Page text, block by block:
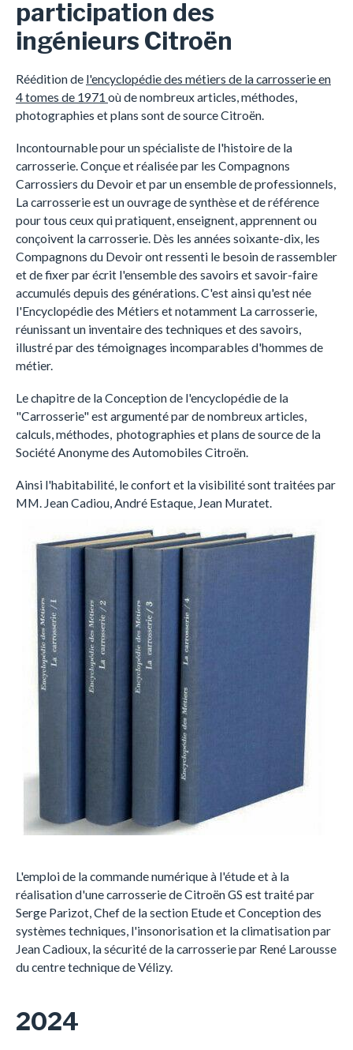
participation des
ingénieurs Citroën
Réédition de l'encyclopédie des métiers de la carrosserie en
4 tomes de 1971 où de nombreux articles, méthodes,
photographies et plans sont de source Citroën.
Incontournable pour un spécialiste de l'histoire de la
carrosserie. Conçue et réalisée par les Compagnons
Carrossiers du Devoir et par un ensemble de professionnels,
La carrosserie est un ouvrage de synthèse et de référence
pour tous ceux qui pratiquent, enseignent, apprennent ou
conçoivent la carrosserie. Dès les années soixante-dix, les
Compagnons du Devoir ont ressenti le besoin de rassembler
et de fixer par écrit l'ensemble des savoirs et savoir-faire
accumulés depuis des générations. C'est ainsi qu'est née
l'Encyclopédie des Métiers et notamment La carrosserie,
réunissant un inventaire des techniques et des savoirs,
illustré par des témoignages incomparables d'hommes de
métier.
Le chapitre de la Conception de l'encyclopédie de la
"Carrosserie" est argumenté par de nombreux articles,
calculs, méthodes, photographies et plans de source de la
Société Anonyme des Automobiles Citroën.
Ainsi l'habitabilité, le confort et la visibilité sont traitées par
MM. Jean Cadiou, André Estaque, Jean Muratet.
L'emploi de la commande numérique à l'étude et à la
réalisation d'une carrosserie de Citroën GS est traité par
Serge Parizot, Chef de la section Etude et Conception des
systèmes techniques, l'insonorisation et la climatisation par
Jean Cadioux, la sécurité de la carrosserie par René Larousse
du centre technique de Vélizy.
2024